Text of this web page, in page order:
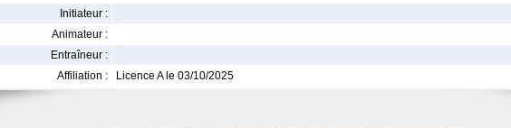
Initiateur :
Animateur :
Entraîneur :
Affiliation :
Licence A le 03/10/2025